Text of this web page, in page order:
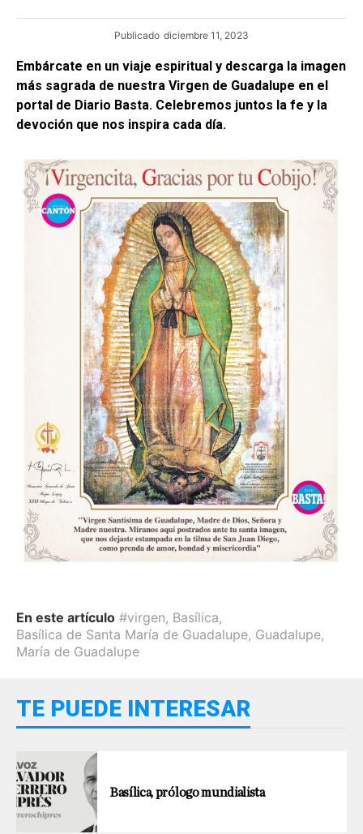
Publicado diciembre 11, 2023
Embárcate en un viaje espiritual y descarga la imagen
más sagrada de nuestra Virgen de Guadalupe en el
portal de Diario Basta. Celebremos juntos la fe y la
devoción que nos inspira cada día.
En este artículo #virgen, Basílica,
Basílica de Santa María de Guadalupe, Guadalupe,
María de Guadalupe
TE PUEDE INTERESAR
Basílica, prólogo mundialista